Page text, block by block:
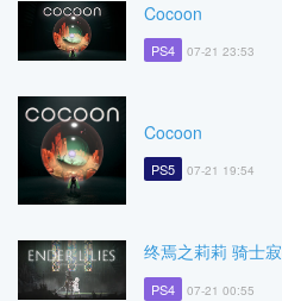
Cocoon
PS4 07-21 23:53
Cocoon
PS5 07-21 19:54
终焉之莉莉 骑士
PS4 07-21 00:55